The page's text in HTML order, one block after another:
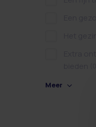
Meer